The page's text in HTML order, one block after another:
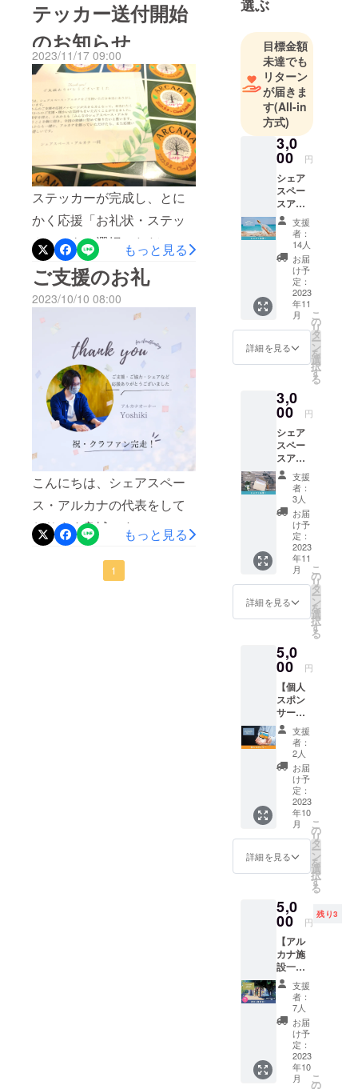
年を迎えます。どうぞこれ
からも一緒に、アルカナを
作っていただけたら、また
応援いただけたら嬉しいで
す。入口解体の様子シロア
リに食われている古い板を
剥がし、シロアリに強い杉
板に張り替えました。入口
に板を貼り付ける様子購入
した杉板を設置していく様
子です。最後は暗くなりま
したがペンキを塗り完成で
す！リターンで、プレート
での支援をしていただいた
方のプレートを設置しまし
た^^デッキの撤去シロアリ
に食われたデッキ板・土台
の石も撤去しました。
テッカー送付開始
のお知らせ
2023/11/17 09:00
ステッカーが完成し、とに
かく応援「お礼状・ステッ
カー」をご選択いただいた
方に向けて、郵送が始まり
ました！ステッカーは、今
回のクラウドファンディン
グでの【限定】となりま
す。順番に送付しておりま
すので、到着までお待ちく
ださい。入口の修繕も今月
実施しますので、改めて進
捗を報告いたします。
もっと見る
ご支援のお礼
2023/10/10 08:00
こんにちは、シェアスペー
ス・アルカナの代表をして
おります良城です。この度
は、私どもの活動にご賛
同、ご支援いただき、本当
もっと見る
1
選ぶ
目標金額
未達でも
リターン
が届きま
す(All-in
方式)
3,0
00 円
シェア
スペー
スアル
カナ代
表より
感謝の
メール
をお届
けいた
しま
す。 代
表がお
一人お
一人ご
支援い
ただい
感謝の
メール
を差し
上げま
す。
支援
者：
14人
お届
け予
定：
2023
年11
月
詳細を見る
こ
の
リ
タ
ー
ン
を
選
択
す
る
3,0
00 円
シェア
スペー
スアル
カナよ
りお礼
状・ス
テッ
カーを
お届け
いたし
ます。
※普通郵
便での
お届け
になり
ます。
支援
者：
3人
お届
け予
定：
2023
年11
月
詳細を見る
こ
の
リ
タ
ー
ン
を
選
択
す
る
5,0
00 円
【個人
スポン
サー】
「シェ
アス
ペー
ス・ア
ルカ
ナ」の
個人ス
ポン
サーに
なれる
権利で
す。 HP
内にあ
ページ
にて、
この度
の支援
者とし
てお名
前を掲
載させ
ていた
だきま
す。 あ
なたの
お名前
をPRで
きま
支援
者：
2人
お届
け予
定：
2023
年10
月
詳細を見る
こ
の
リ
タ
ー
ン
を
選
択
す
る
5,0
00 円
残り3
【アル
カナ施
設一棟
を貸切
（終
日！）
】 朝6
時から
24時ま
で、最
大18時
間 通常
支援
者：
7人
お届
け予
定：
2023
年10
月
こ
の